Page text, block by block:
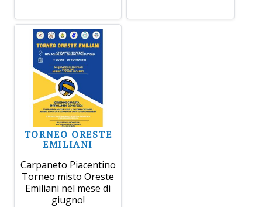
TORNEO ORESTE
EMILIANI
Carpaneto Piacentino
Torneo misto Oreste
Emiliani nel mese di
giugno!